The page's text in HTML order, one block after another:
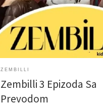
ZEMBILLI
Zembilli 3 Epizoda Sa
Prevodom